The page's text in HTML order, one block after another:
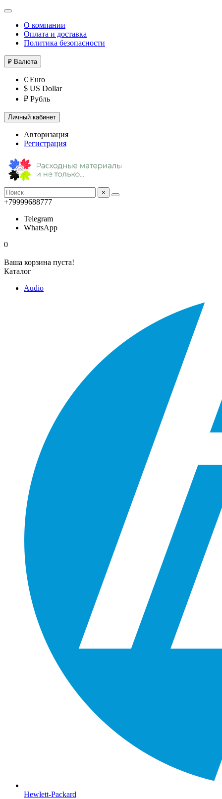
О компании
Оплата и доставка
Политика безопасности
₽ Валюта
€ Euro
$ US Dollar
₽ Рубль
Личный кабинет
Авторизация
Регистрация
×
+79999688777
Telegram
WhatsApp
0
Ваша корзина пуста!
Каталог
Audio
Hewlett-Packard